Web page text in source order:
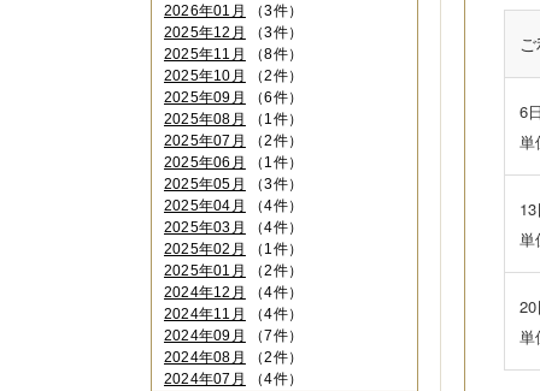
6
単
単
単
2026年01月
（3件）
2025年12月
（3件）
2025年11月
（8件）
2025年10月
（2件）
2025年09月
（6件）
2025年08月
（1件）
2025年07月
（2件）
2025年06月
（1件）
2025年05月
（3件）
2025年04月
（4件）
2025年03月
（4件）
2025年02月
（1件）
2025年01月
（2件）
2024年12月
（4件）
2024年11月
（4件）
2024年09月
（7件）
2024年08月
（2件）
2024年07月
（4件）